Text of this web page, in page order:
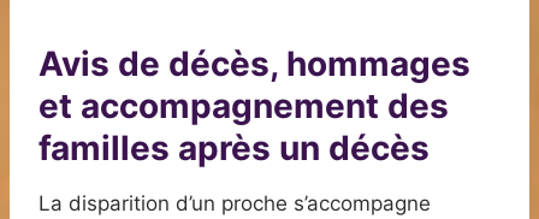
Avis de décès, hommages
et accompagnement des
familles après un décès
La disparition d’un proche s’accompagne